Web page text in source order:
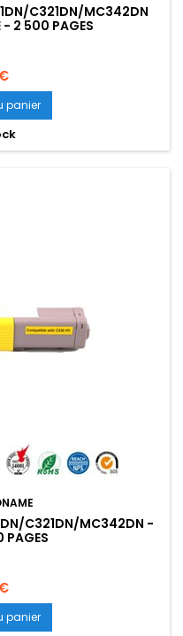
C321DN/MC342DN
2 500 PAGES
panier
C321DN/MC342DN -
PAGES
panier